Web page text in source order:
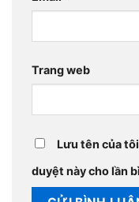
Trang web
Lưu tên của
duyệt này cho lần